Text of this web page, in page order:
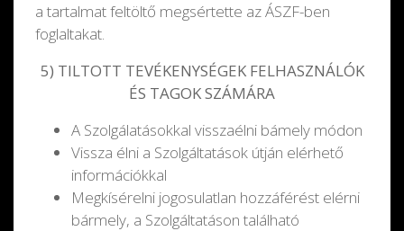
a tartalmat feltöltő megsértette az ÁSZF-ben
foglaltakat.
5) TILTOTT TEVÉKENYSÉGEK FELHASZNÁLÓK
ÉS TAGOK SZÁMÁRA
A Szolgálatásokkal visszaélni bámely módon
Vissza élni a Szolgáltatások útján elérhető
információkkal
Megkísérelni jogosulatlan hozzáférést elérni
bármely, a Szolgáltatáson található